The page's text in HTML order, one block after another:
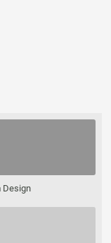
Design